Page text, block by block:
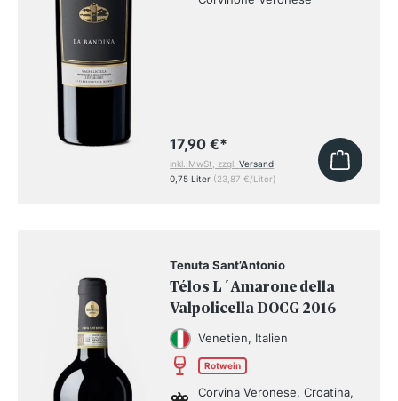
17,90 €*
inkl. MwSt, zzgl.Versand
0,75 Liter (23,87 €/Liter)
Tenuta Sant’Antonio
Télos L´Amarone della
Valpolicella DOCG 2016
Venetien, Italien
Rotwein
Corvina Veronese, Croatina,